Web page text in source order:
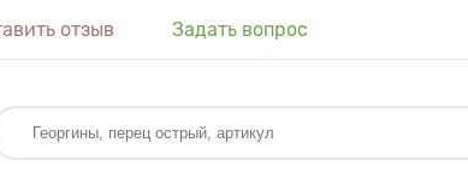
отзыв Задать вопрос